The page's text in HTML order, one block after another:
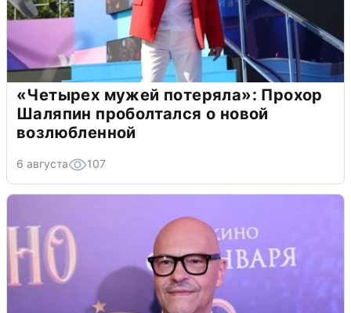
«Четырех мужей потеряла»: Прохор
Шаляпин проболтался о новой
возлюбленной
6 августа 107